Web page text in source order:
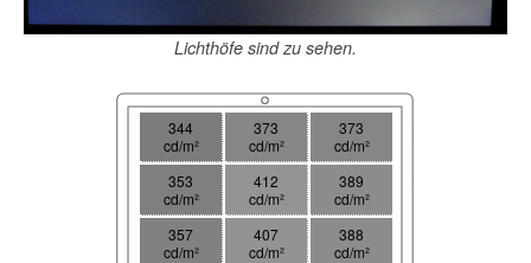
Lichthöfe sind zu sehen.
344
cd/m²
373
cd/m²
373
cd/m²
353
cd/m²
412
cd/m²
389
cd/m²
357
cd/m²
407
cd/m²
388
cd/m²